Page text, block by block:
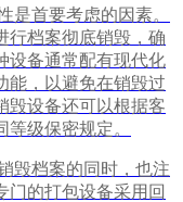
是首要考虑的因素。
行档案彻底销毁，确
设备通常配有现代化
能，以避免在销毁过
毁设备还可以根据客
级保密规定。
毁档案的同时，也注
门的打包设备采用回